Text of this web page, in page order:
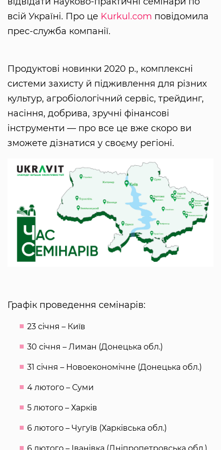
всій Україні. Про це Kurkul.com повідомила
прес-служба компанії.
Продуктові новинки 2020 р., комплексні
системи захисту й підживлення для різних
культур, агробіологічний сервіс, трейдинг,
насіння, добрива, зручні фінансові
інструменти — про все це вже скоро ви
зможете дізнатися у своєму регіоні.
Графік проведення семінарів:
23 січня – Київ
30 січня – Лиман (Донецька обл.)
31 січня – Новоекономічне (Донецька обл.)
4 лютого – Суми
5 лютого – Харків
6 лютого – Чугуїв (Харківська обл.)